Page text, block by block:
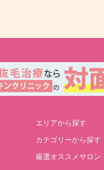
エリアから探す
カテゴリーから探す
厳選オススメサロン